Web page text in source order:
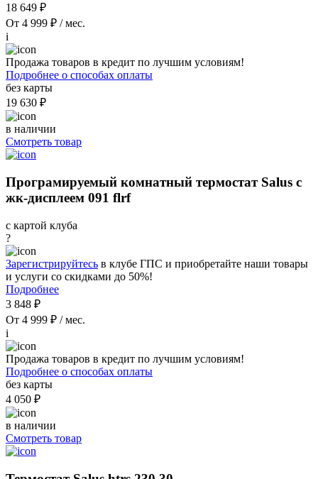
18 649 ₽
От 4 999 ₽ / мес.
i
Продажа товаров в кредит по лучшим условиям!
Подробнее о способах оплаты
без карты
19 630 ₽
в наличии
Смотреть товар
Програмируемый комнатный термостат Salus с
жк-дисплеем 091 flrf
с картой клуба
?
Зарегистрируйтесь в клубе ГПС и приобретайте наши товары
и услуги со скидками до 50%!
Подробнее
3 848 ₽
От 4 999 ₽ / мес.
i
Продажа товаров в кредит по лучшим условиям!
Подробнее о способах оплаты
без карты
4 050 ₽
в наличии
Смотреть товар